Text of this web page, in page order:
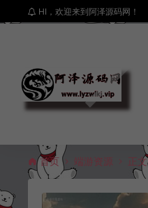
HI，欢迎来到阿泽源码网！
首页 端游资源 正文